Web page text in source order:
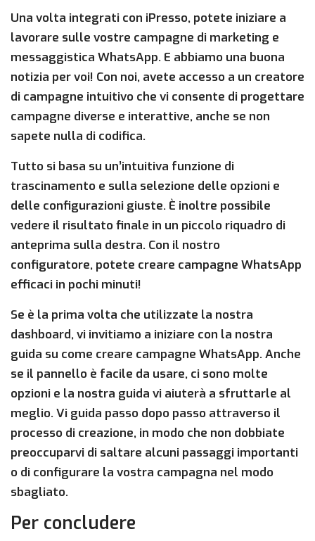
Una volta integrati con iPresso, potete iniziare a
lavorare sulle vostre campagne di marketing e
messaggistica WhatsApp. E abbiamo una buona
notizia per voi! Con noi, avete accesso a un creatore
di campagne intuitivo che vi consente di progettare
campagne diverse e interattive, anche se non
sapete nulla di codifica.
Tutto si basa su un’intuitiva funzione di
trascinamento e sulla selezione delle opzioni e
delle configurazioni giuste. È inoltre possibile
vedere il risultato finale in un piccolo riquadro di
anteprima sulla destra. Con il nostro
configuratore, potete creare campagne WhatsApp
efficaci in pochi minuti!
Se è la prima volta che utilizzate la nostra
dashboard, vi invitiamo a iniziare con la nostra
guida su come creare campagne WhatsApp. Anche
se il pannello è facile da usare, ci sono molte
opzioni e la nostra guida vi aiuterà a sfruttarle al
meglio. Vi guida passo dopo passo attraverso il
processo di creazione, in modo che non dobbiate
preoccuparvi di saltare alcuni passaggi importanti
o di configurare la vostra campagna nel modo
sbagliato.
Per concludere